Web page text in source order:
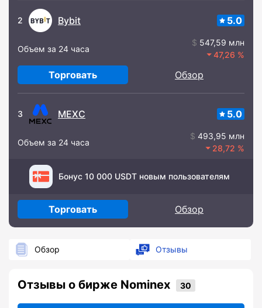
2 Bybit 5.0
Объем за 24 часа
547,59 млн
47,26
Торговать Обзор
3 MEXC 5.0
Объем за 24 часа
493,95 млн
28,72
Бонус 10 000 USDT новым пользователям
Торговать Обзор
Обзор Отзывы
Отзывы о бирже Nominex